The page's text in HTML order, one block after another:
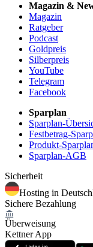
Magazin &
Magazin
Ratgeber
Podcast
Goldpreis
Silberpreis
YouTube
Telegram
Facebook
Sparplan
Sparplan-
Festbetrag-
Produkt-
Sparplan-AGB
Sicherheit
Hosting in
Sichere Bezahlung
Überweisung
Kettner App